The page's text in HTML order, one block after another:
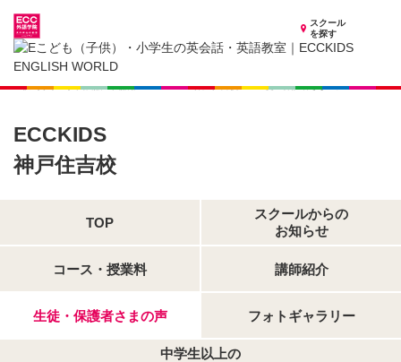
スクール
を探す
兵庫県の子供英会話・英語教室
子供（小学生）英会話・英語教室 ECCKIDS 神戸住吉校
生徒・保護者さまの声
ECCKIDS
神戸住吉校
TOP
スクールからの
お知らせ
コース・授業料 講師紹介
生徒・保護者さまの声 フォトギャラリー
中学生以上の